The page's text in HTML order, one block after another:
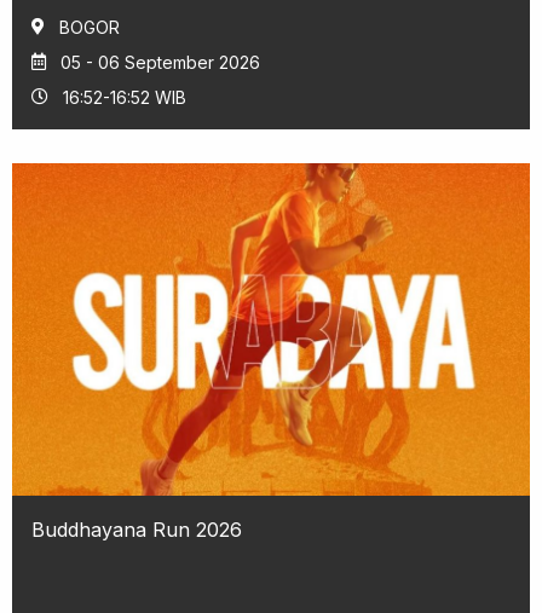
BOGOR
05 - 06 September 2026
16:52-16:52 WIB
Buddhayana Run 2026